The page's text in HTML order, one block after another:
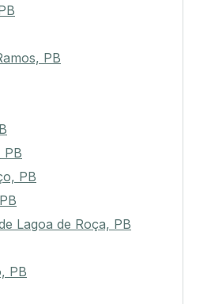
PB
PB
PB
Lagoa de Roça, PB